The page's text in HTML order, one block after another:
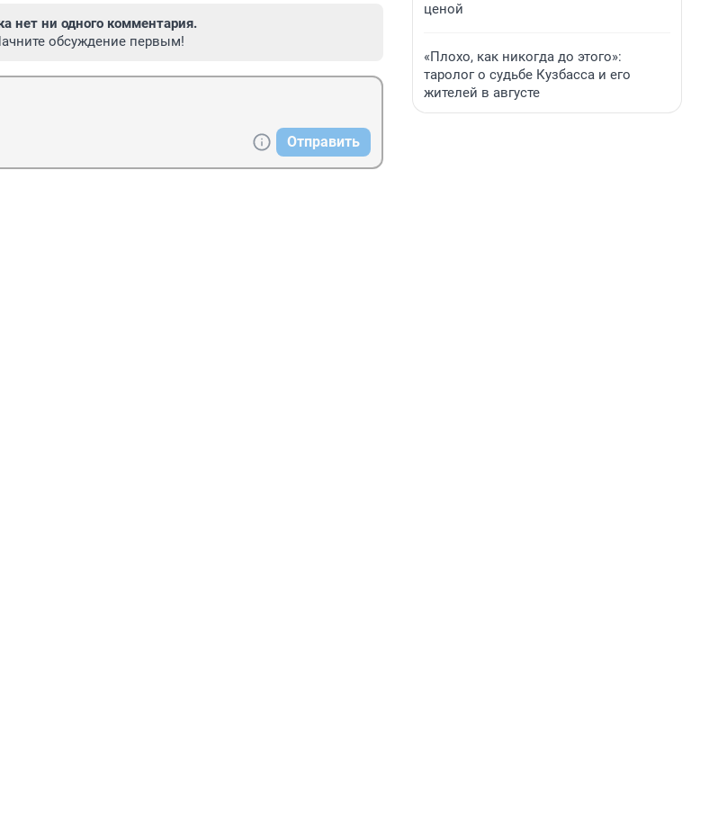
нет ни одного комментария.
обсуждение первым!
Отправить
ценой
«Плохо, как никогда до этого»:
таролог о судьбе Кузбасса и его
жителей в августе